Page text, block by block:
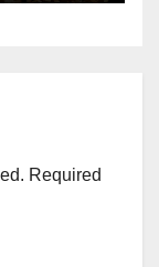
Required